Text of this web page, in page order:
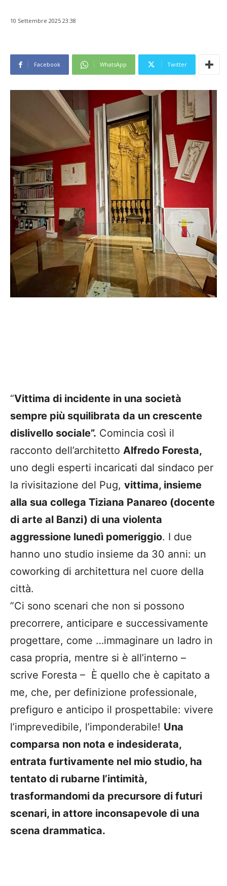
10 Settembre 2025 23:38
Facebook WhatsApp Twitter
“Vittima di incidente in una società
sempre più squilibrata da un crescente
dislivello sociale”. Comincia così il
racconto dell’architetto Alfredo Foresta,
uno degli esperti incaricati dal sindaco per
la rivisitazione del Pug, vittima, insieme
alla sua collega Tiziana Panareo (docente
di arte al Banzi) di una violenta
aggressione lunedì pomeriggio. I due
hanno uno studio insieme da 30 anni: un
coworking di architettura nel cuore della
città.
”Ci sono scenari che non si possono
precorrere, anticipare e successivamente
progettare, come …immaginare un ladro in
casa propria, mentre si è all’interno –
scrive Foresta – È quello che è capitato a
me, che, per definizione professionale,
prefiguro e anticipo il prospettabile: vivere
l’imprevedibile, l’imponderabile! Una
comparsa non nota e indesiderata,
entrata furtivamente nel mio studio, ha
tentato di rubarne l’intimità,
trasformandomi da precursore di futuri
scenari, in attore inconsapevole di una
scena drammatica.